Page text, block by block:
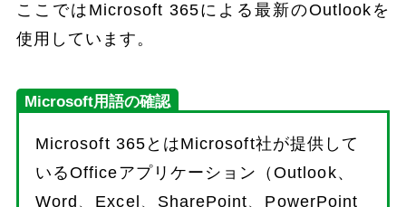
ここではMicrosoft 365による最新のOutlookを
使用しています。
Microsoft用語の確認
Microsoft 365とはMicrosoft社が提供して
いるOfficeアプリケーション（Outlook、
Word、Excel、SharePoint、PowerPoint